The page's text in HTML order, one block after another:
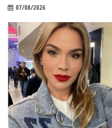
07/08/2026